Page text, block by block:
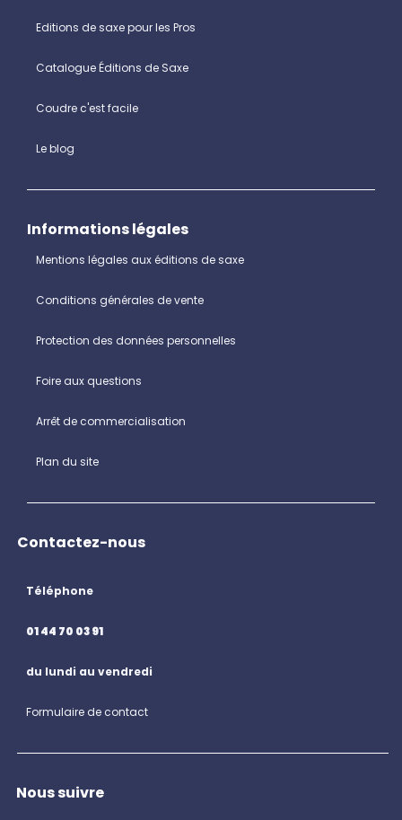
Editions de saxe pour les Pros
Catalogue Éditions de Saxe
Coudre c'est facile
Le blog
Informations légales
Mentions légales aux éditions de saxe
Conditions générales de vente
Protection des données personnelles
Foire aux questions
Arrêt de commercialisation
Plan du site
Contactez-nous
Téléphone
01 44 70 03 91
du lundi au vendredi
Formulaire de contact
Nous suivre